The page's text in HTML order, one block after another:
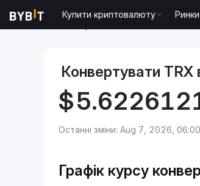
Купити криптовалюту Ринки
Конвертувати TRX
$
Останні зміни: Aug 7, 2026,
Графік курсу